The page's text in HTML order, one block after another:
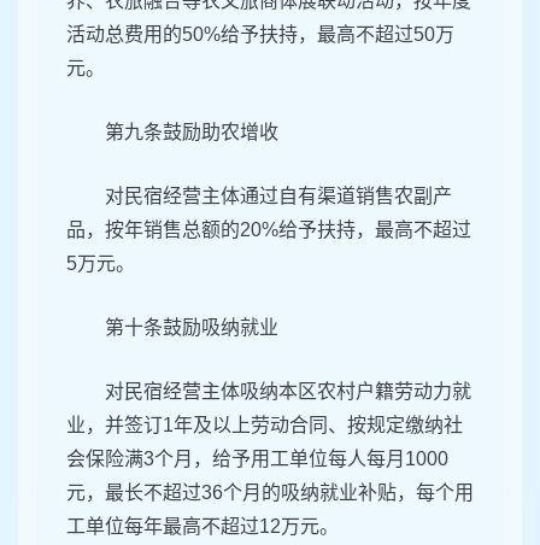
活动总费用的50%给予扶持，最高不超过50万
元。
第九条鼓励助农增收
对民宿经营主体通过自有渠道销售农副产
品，按年销售总额的20%给予扶持，最高不超过
5万元。
第十条鼓励吸纳就业
对民宿经营主体吸纳本区农村户籍劳动力就
业，并签订1年及以上劳动合同、按规定缴纳社
会保险满3个月，给予用工单位每人每月1000
元，最长不超过36个月的吸纳就业补贴，每个用
工单位每年最高不超过12万元。